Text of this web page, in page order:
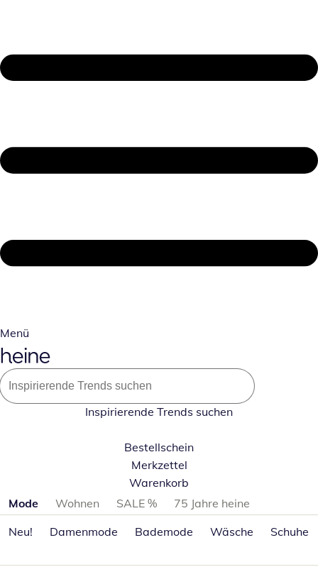
Menü
Inspirierende Trends suchen
Bestellschein
Merkzettel
Warenkorb
Produktkategorien überspringen
Mode Wohnen SALE %
75 Jahre heine
Neu!
Damenmode Bademode Wäsche Schuhe